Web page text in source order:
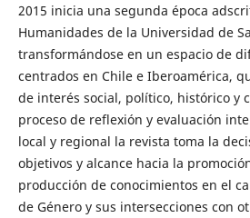
2015 inicia una segunda época
Humanidades de la Universidad de
transformándose en un espacio de
centrados en Chile e Iberoamérica,
de interés social, político, histórico y
proceso de reflexión y evaluación
local y regional la revista toma la
objetivos y alcance hacia la
producción de conocimientos en el
de Género y sus intersecciones con